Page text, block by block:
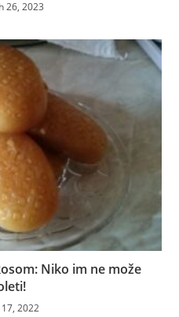
26, 2023
Niko im ne može
17, 2022